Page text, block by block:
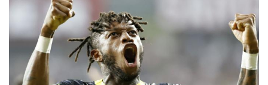
fred-fenerbahce-1692686002-
114533.jpg